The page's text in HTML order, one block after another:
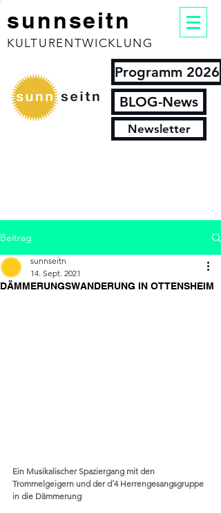
sunnseitn
KULTURENTWICKLUNG
Programm 2026
BLOG-News
Newsletter
Beitrag
DÄMMERUNGSWANDERUNG IN OTTENSHEIM
sunnseitn
14. Sept. 2021
Ein Musikalischer Spaziergang mit den
Trommelgeigern und der d´4 Herrengesangsgruppe
in die Dämmerung